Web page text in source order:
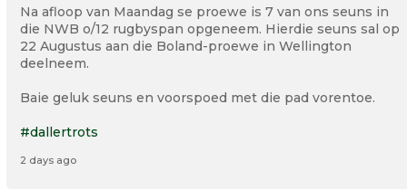
Na afloop van Maandag se proewe is 7 van ons seuns in
die NWB o/12 rugbyspan opgeneem. Hierdie seuns sal op
22 Augustus aan die Boland-proewe in Wellington
deelneem.
Baie geluk seuns en voorspoed met die pad vorentoe.
#dallertrots
2 days ago